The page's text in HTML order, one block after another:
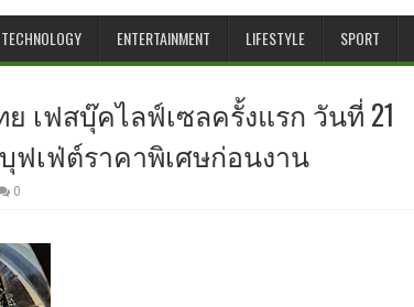
TECHNOLOGY ENTERTAINMENT LIFESTYLE SPORT
เฟสบุ๊คไลฟ์เซลครั้งแรก วันที่ 21
ฟเฟ่ต์ราคาพิเศษก่อนงาน
0